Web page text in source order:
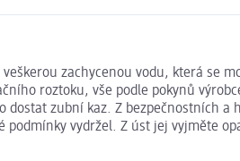
zachycenou vodu, která se
roztoku, vše podle pokynů
zubní kaz. Z bezpečnostních a
podmínky vydržel. Z úst jej vyjměte